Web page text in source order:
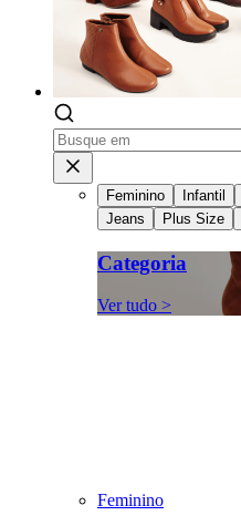
Feminino Infantil
Jeans
Plus Size
Categoria
Ver tudo >
Feminino